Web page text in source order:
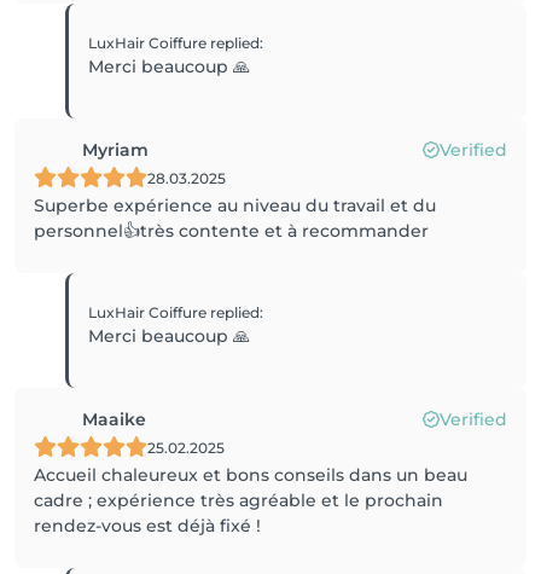
LuxHair Coiffure replied:
Merci beaucoup 🙏
Myriam Verified
28.03.2025
Superbe expérience au niveau du travail et du
personnel👍très contente et à recommander
LuxHair Coiffure replied:
Merci beaucoup 🙏
Maaike Verified
25.02.2025
Accueil chaleureux et bons conseils dans un beau
cadre ; expérience très agréable et le prochain
rendez-vous est déjà fixé !